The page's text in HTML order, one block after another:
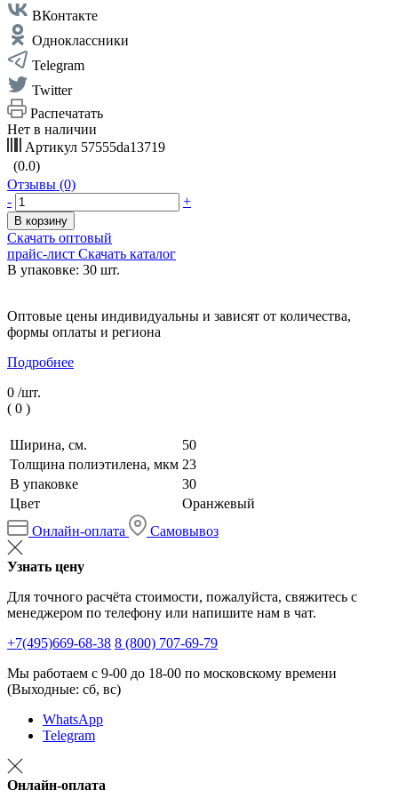
ВКонтакте
Одноклассники
Telegram
Twitter
Распечатать
Нет в наличии
Артикул 57555da13719
(0.0)
Отзывы (0)
-
+
В корзину
Скачать оптовый
прайс-лист Скачать каталог
В упаковке: 30 шт.
Оптовые цены индивидуальны и зависят от количества,
формы оплаты и региона
Подробнее
0 /шт.
( 0 )
Ширина, см.
50
Толщина полиэтилена, мкм 23
В упаковке
30
Цвет
Оранжевый
Онлайн-оплата
Самовывоз
Узнать цену
Для точного расчёта стоимости, пожалуйста, свяжитесь с
менеджером по телефону или напишите нам в чат.
+7(495)669-68-38 8 (800) 707-69-79
Мы работаем с 9-00 до 18-00 по московскому времени
(Выходные: сб, вс)
WhatsApp
Telegram
Онлайн-оплата